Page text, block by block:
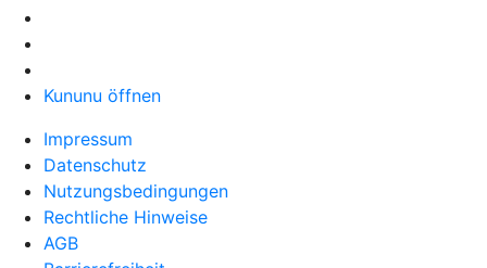
Kununu öffnen
Impressum
Datenschutz
Nutzungsbedingungen
Rechtliche Hinweise
AGB